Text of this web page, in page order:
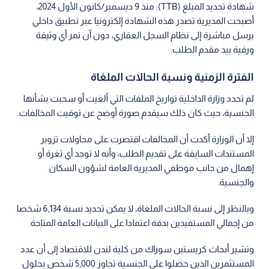
شهادة تحديد المبلغ (TTB): منذ 9 ديسمبر/كانون الأول 2024،
أصبحت المديرية تصدر هذه الشهادة إلكترونيا عبر تطبيق داخلي
يرسل مباشرة إلى نظام السجل العقاري، دون أن تمر أي وثيقة
ورقية بيد مقدم الطلب.
الفترة الزمنية ونسبة الحالات الملغاة
لم تحدد وزارة الداخلية تواريخ الملفات التي ألغيت أو سحبت بشأنها
الجنسية، حيث كان ذلك سيقدم صورة أوضح عن توقيت المخالفات.
إلا أن الوزارة أكدت أن المخالفات اقتصرت على محاولات تزوير
المستندات السابقة على تقديم الطلب، وأنه لا توجد أي ثغرة أو
إهمال من جانب موظفي المديرية العامة لشؤون السكان
والجنسية.
وبالنظر إلى نسبة الحالات الملغاة، لا يمكن تحديد نسبة 6,134 شخصا
من إجمالي المستفيدين بدقة اعتمادا على البيانات العامة المتاحة.
وتشير أبحاث كريستين سوراك من كلية لندن للاقتصاد إلى أن عدد
المستثمرين الذين حصلوا على الجنسية تجاوز 5,000 شخص بحلول